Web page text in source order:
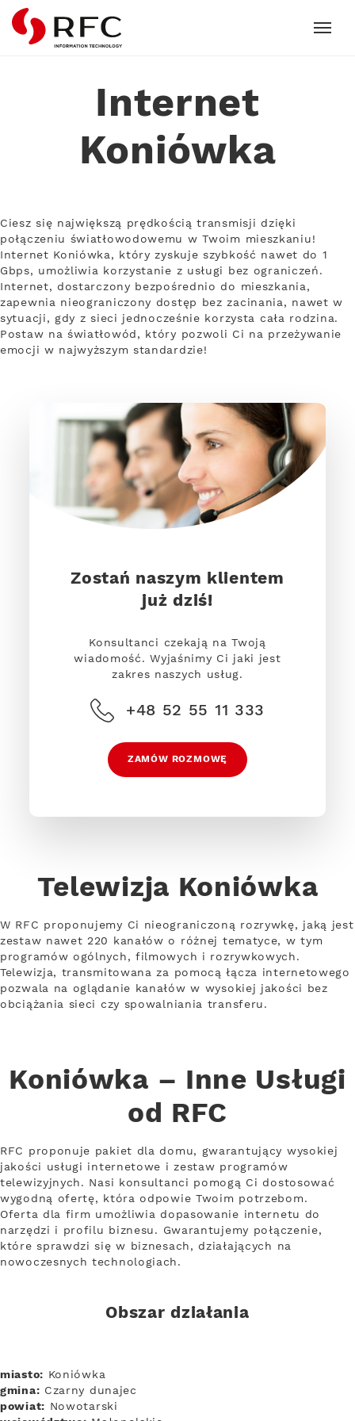
RFC
Internet
Koniówka
Ciesz się największą prędkością transmisji dzięki
połączeniu światłowodowemu w Twoim mieszkaniu!
Internet Koniówka, który zyskuje szybkość nawet do 1
Gbps, umożliwia korzystanie z usługi bez ograniczeń.
Internet, dostarczony bezpośrednio do mieszkania,
zapewnia nieograniczony dostęp bez zacinania, nawet w
sytuacji, gdy z sieci jednocześnie korzysta cała rodzina.
Postaw na światłowód, który pozwoli Ci na przeżywanie
emocji w najwyższym standardzie!
Zostań naszym klientem
już dziś!
Konsultanci czekają na Twoją
wiadomość. Wyjaśnimy Ci jaki jest
zakres naszych usług.
+48 52 55 11 333
ZAMÓW ROZMOWĘ
Telewizja Koniówka
W RFC proponujemy Ci nieograniczoną rozrywkę, jaką jest
zestaw nawet 220 kanałów o różnej tematyce, w tym
programów ogólnych, filmowych i rozrywkowych.
Telewizja, transmitowana za pomocą łącza internetowego
pozwala na oglądanie kanałów w wysokiej jakości bez
obciążania sieci czy spowalniania transferu.
Koniówka – Inne Usługi
od RFC
RFC proponuje pakiet dla domu, gwarantujący wysokiej
jakości usługi internetowe i zestaw programów
telewizyjnych. Nasi konsultanci pomogą Ci dostosować
wygodną ofertę, która odpowie Twoim potrzebom.
Oferta dla firm umożliwia dopasowanie internetu do
narzędzi i profilu biznesu. Gwarantujemy połączenie,
które sprawdzi się w biznesach, działających na
nowoczesnych technologiach.
Obszar działania
miasto: Koniówka
gmina: Czarny dunajec
powiat: Nowotarski